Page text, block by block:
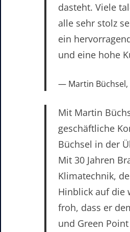
dasteht. Viele
alle sehr stolz
ein
und eine hohe
Martin
Mit Martin
geschäftliche
Büchsel in der
Mit 30 Jahren
Klimatechnik,
Hinblick auf die
froh, dass er
und Green